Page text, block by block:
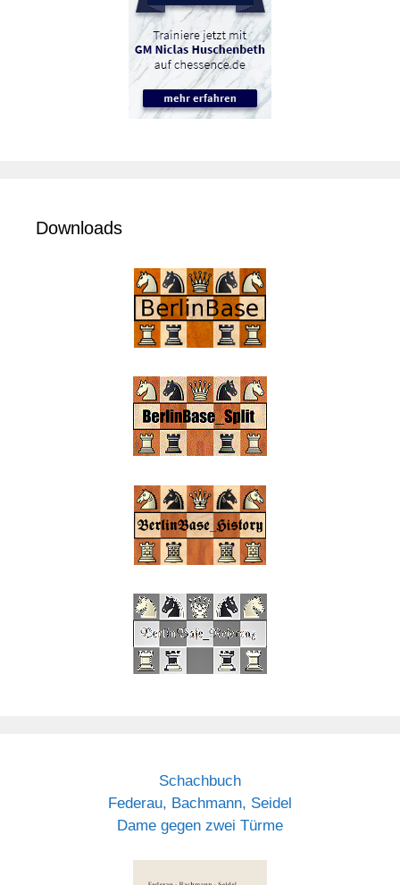
Downloads
Schachbuch
Federau, Bachmann, Seidel
Dame gegen zwei Türme